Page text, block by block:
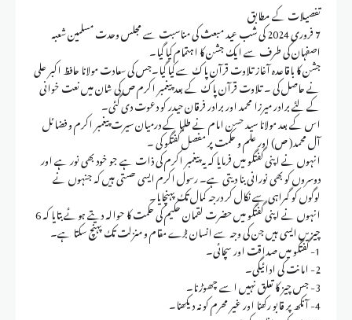
تفصیلات کے مطابق
7 فروری 2024 کی شب عید مبعث کی مناسبت سے مجلس وحدت مسلمین شعبہ
اصفہان کی طرف سے ایک جشن کا اہتمام کیا گیا۔
جشن کا باقاعدہ آغاز تلاوت قرآن پاک سے کیا گیا۔جس کی سعادت مولانا حافظ اکبر علی
نے حاصل کی ۔ تلاوت قرآن پاک کے بعد پیغمبر اکرم ص کی شان میں نعت خوانی
کے لئے برادر میرزا محمد اور برادر فرقان حیدر کو دعوت دی گئی۔
اس کے بعد مولانا سید حسن امام نے طلبا کے درمیان سیرت پیغمبر اکرم و فضائل
آل محمد( ص) اور علم و حکمت پر مفصل گفتگو کی ۔
انہوں نے اپنی گفتگو میں فرمایا کہ یہ پیغمبر اکرم کی ذات ہے جو خود بھی نور ہے اور
دوسروں کو بھی نورانی بنا دیتی ہے۔ رسول اکرم ایسی ھستی ہیں کہ جنہوں نے
لوگوں کو گمراہی سے نکال کر درجہ کمال تک پہنچایا۔
انہوں نے اپنی گفتگو میں حضرت لقمان حکیم کی حکمت کا حوالہ دیتے ہوئے بتایا کہ 6
چیزیں ایسی ہیں جن کی وجہ سے انسان بڑے مقام و منزلت تک پہنچ سکتا ہے۔
1- گفتگو میں صداقت اور سچائی۔
2- امانت کی ادائیگی۔
3- جس چیز کا تعلق نہیں اسے چھوڑنا۔
4- آنکھ پر قابو رکھنا اور غیر محرم کو نہ دیکھنا۔